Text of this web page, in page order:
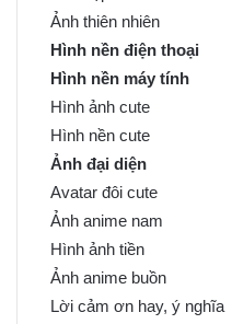
Ảnh thiên nhiên
Hình nền điện thoại
Hình nền máy tính
Hình ảnh cute
Hình nền cute
Ảnh đại diện
Avatar đôi cute
Ảnh anime nam
Hình ảnh tiền
Ảnh anime buồn
Lời cảm ơn hay, ý nghĩa